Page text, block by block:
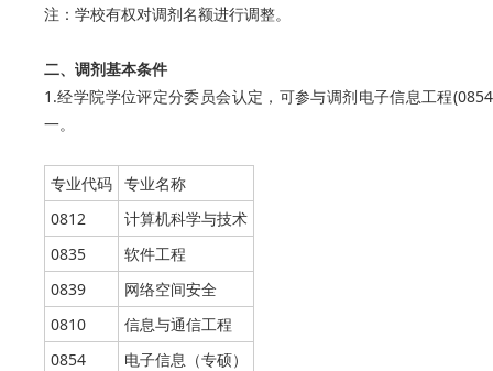
注：学校有权对调剂名额进行调整。
二、调剂基本条件
1.经学院学位评定分委员会认定，可参与调剂电子信息工程
一。
专业代码 专业名称
0812
计算机科学与技术
0835
软件工程
0839
网络空间安全
0810
信息与通信工程
0854
电子信息（专硕）